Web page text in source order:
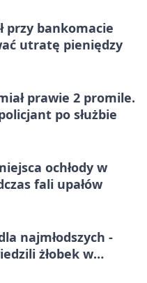
przy bankomacie
utratę pieniędzy
prawie 2 promile.
po służbie
ochłody w
fali upałów
najmłodszych -
żłobek w